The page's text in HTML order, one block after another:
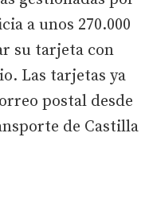
a unos 270.000
su tarjeta con
Las tarjetas ya
postal desde
de Castilla